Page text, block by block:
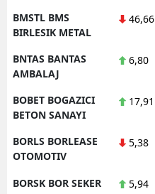
BMSTL BMS
BIRLESIK METAL
46,66
BNTAS BANTAS
AMBALAJ
6,80
BOBET BOGAZICI
BETON SANAYI
17,91
BORLS BORLEASE
OTOMOTIV
5,38
BORSK BOR SEKER 5,94